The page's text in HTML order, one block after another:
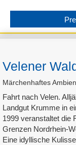
Velener
Märchenhaftes
Fahrt nach Velen.
Landgut Krumme in
1999 veranstaltet die
Grenzen Nordrhein-
Eine idyllische